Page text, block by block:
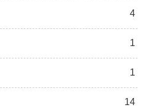
4
1
1
14